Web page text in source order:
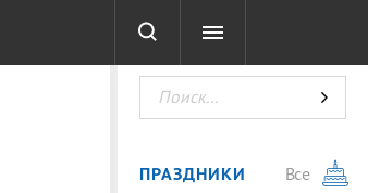
ТЕСТЫ
ПРАЗДНИКИ
Все